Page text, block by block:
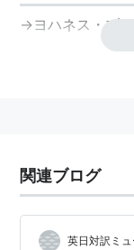
→ヨハネス・ブ
関連ブログ
英日対訳ミ